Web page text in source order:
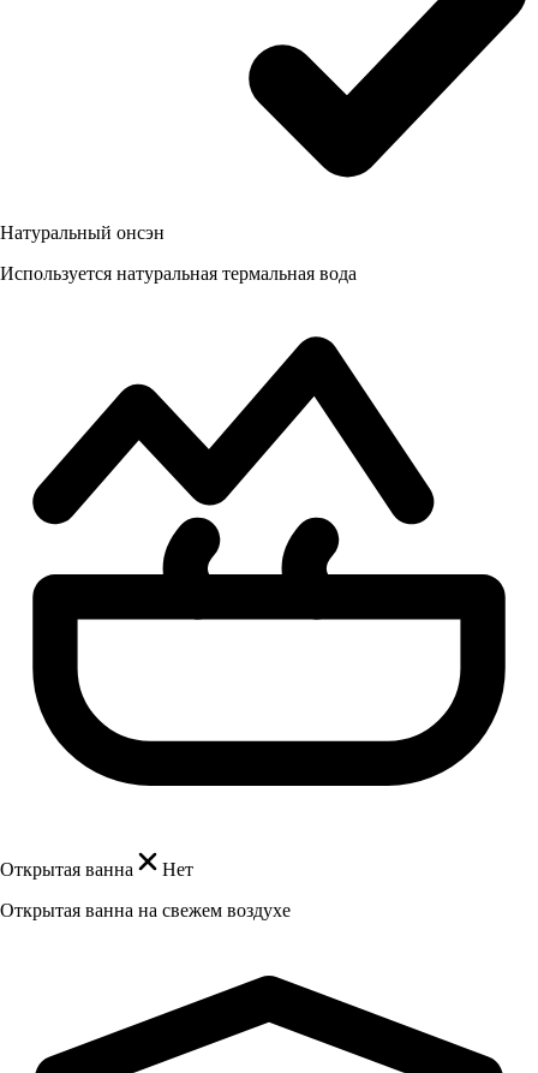
Натуральный онсэн
Используется натуральная термальная вода
Открытая ванна
Нет
Открытая ванна на свежем воздухе